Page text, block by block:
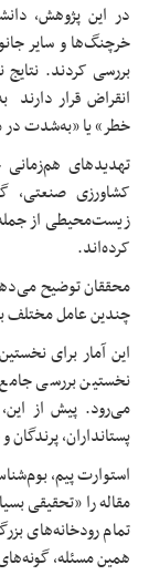
خرچنگ‌ها و سایر
انقراض قرار
خطر» یا «به‌شدت
تهدیدهای
کشاورزی صنعتی،
زیست‌محیطی از جمله
کرده‌اند.
محققان توضیح
چندین عامل مختلف
نخستین بررسی
می‌رود. پیش از
پستانداران،
استوارت پیم،
مقاله را «تحقیقی
تمام رودخانه‌های
همین مسئله،